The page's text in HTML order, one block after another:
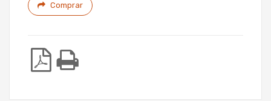
Comprar